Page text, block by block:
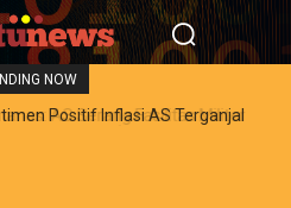
NOW
Positif Inflasi AS Terganjal